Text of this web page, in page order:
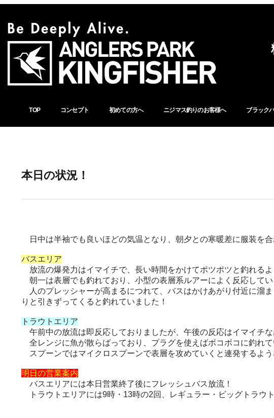
TOP コンセプト 初めての方へ ニジマス釣りのお客様へ ブラック
本日の状況！
日中は半袖でも良いほどの気温となり、朝夕との寒暖差に服装を
バスエリア
放流の爆発力はイマイチで、長い時間をかけてポツポツと釣れるよ
朝一は表層でも釣れており、小型の表層系ルアーによく反応してい
人のプレッシャーが高まるにつれて、バスはかけあがり付近に溜
りと引きずってくると釣れていました！
トラウトエリア
午前中の放流は即反応しておりましたが、午後の反応はイマイチな
全レンジに魚が散らばっており、プラグを使えばボコボコに釣れて
スプーンではマイクロスプーンで表層を攻めていくと連発するよ
明日の営業案内
バスエリアには本日営業終了後にフレッシュバス放流！
トラウトエリアには9時・13時の2回、レギュラー・ビッグトラウト